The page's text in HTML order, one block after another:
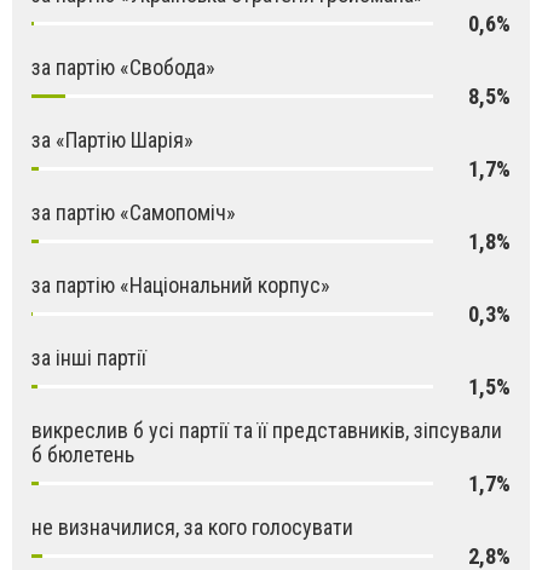
0,6%
за партію «Свобода»
8,5%
за «Партію Шарія»
1,7%
за партію «Самопоміч»
1,8%
за партію «Національний корпус»
0,3%
за інші партії
1,5%
викреслив б усі партії та її представників, зіпсували
б бюлетень
1,7%
не визначилися, за кого голосувати
2,8%